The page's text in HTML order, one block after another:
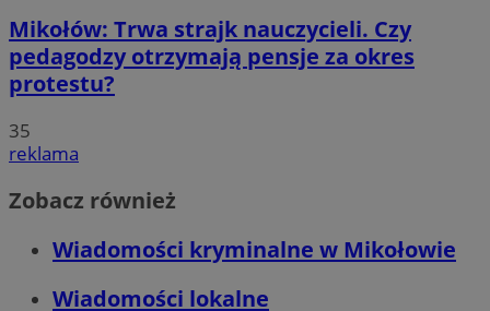
Mikołów: Trwa strajk nauczycieli. Czy
pedagodzy otrzymają pensje za okres
protestu?
35
reklama
Zobacz również
Wiadomości kryminalne w Mikołowie
Wiadomości lokalne